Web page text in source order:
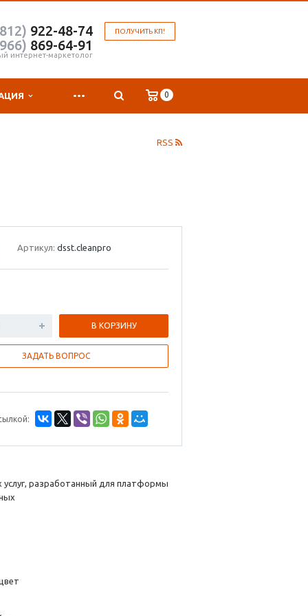
ПОЛУЧИТЬ КП!
922-48-74
869-64-91
интернет-маркетолог
... 0
RSS
Артикул:dsst.cleanpro
В КОРЗИНУ
ЗАДАТЬ ВОПРОС
разработанный для платформы